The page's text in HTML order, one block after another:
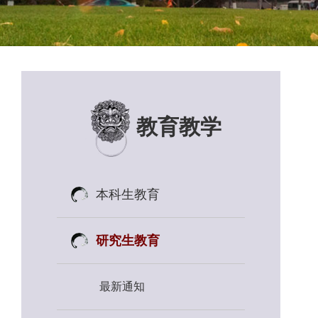
教育教学
本科生教育
研究生教育
最新通知